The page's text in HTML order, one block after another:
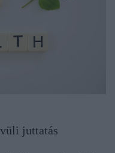
juttatás